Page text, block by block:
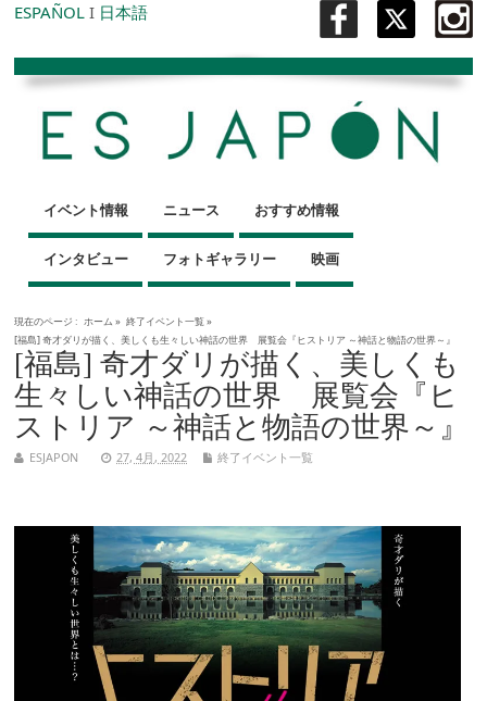
ESPAÑOL I 日本語
イベント情報 ニュース おすすめ情報
インタビュー フォトギャラリー 映画
現在のページ : ホーム » 終了イベント一覧»
[福島] 奇才ダリが描く、美しくも生々しい神話の世界 展覧会『ヒストリア ～神話と物語の世界～』
[福島] 奇才ダリが描く、美しくも
生々しい神話の世界 展覧会『ヒ
ストリア ～神話と物語の世界～』
ESJAPON 27, 4月, 2022 終了イベント一覧